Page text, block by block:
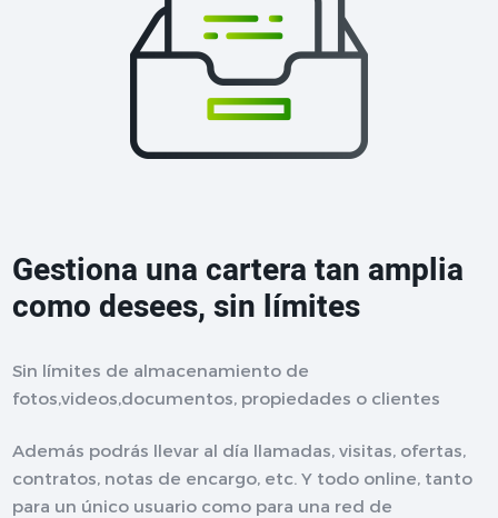
Gestiona una cartera tan amplia
como desees, sin límites
Sin límites de almacenamiento de
fotos,videos,documentos, propiedades o clientes
Además podrás llevar al día llamadas, visitas, ofertas,
contratos, notas de encargo, etc. Y todo online, tanto
para un único usuario como para una red de